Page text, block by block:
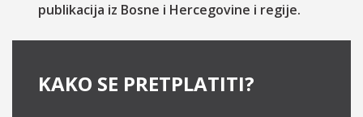
publikacija iz Bosne i Hercegovine i regije.
KAKO SE PRETPLATITI?